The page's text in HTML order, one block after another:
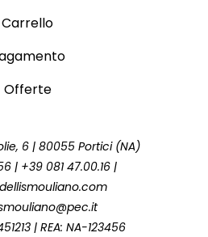
Carrello
Offerte
6 | 80055 Portici (NA)
| +39 081 47.00.16 |
| REA: NA-123456